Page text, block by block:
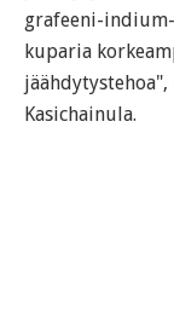
grafeeni-
kuparia
Kasichainula.